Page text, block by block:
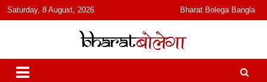
content
Saturday, 8 August, 2026 Bharat Bolega Bangla
भारत बोलेगा
हिंदी में समाचार, विचार, ऑडियो, वीडियो और फ़ीचर. भारत बोलेगा हिंदी न्यूज़ वेबसाइट
India: News, Views, Info, Trends & Podcast I जानकारी भी समझदारी भी
और पॉडकास्ट